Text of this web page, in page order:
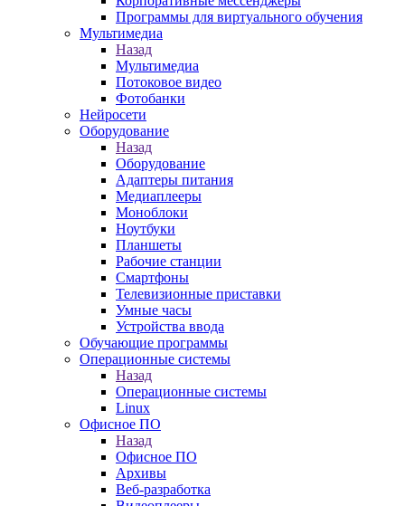
Программы для виртуального обучения
Мультимедиа
Назад
Мультимедиа
Потоковое видео
Фотобанки
Нейросети
Оборудование
Назад
Оборудование
Адаптеры питания
Медиаплееры
Моноблоки
Ноутбуки
Планшеты
Рабочие станции
Смартфоны
Телевизионные приставки
Умные часы
Устройства ввода
Обучающие программы
Операционные системы
Назад
Операционные системы
Linux
Офисное ПО
Назад
Офисное ПО
Архивы
Веб-разработка